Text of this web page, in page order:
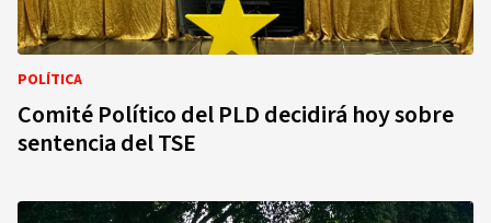
POLÍTICA
Comité Político del PLD decidirá hoy sobre
sentencia del TSE